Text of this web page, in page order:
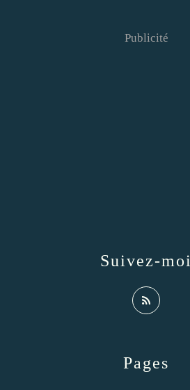
Pages
Suivez-moi
Publicité